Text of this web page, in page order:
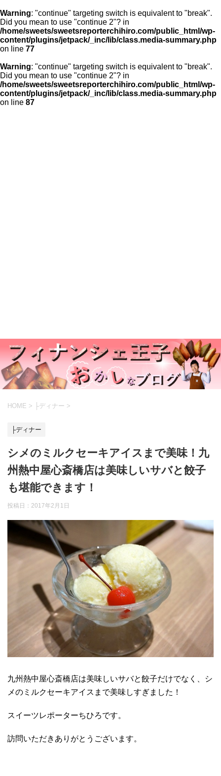
Warning: "continue" targeting switch is equivalent to "break".
Did you mean to use "continue 2"? in
/home/sweets/sweetsreporterchihiro.com/public_html/wp-
content/plugins/jetpack/_inc/lib/class.media-summary.php
on line 77
Warning: "continue" targeting switch is equivalent to "break".
Did you mean to use "continue 2"? in
/home/sweets/sweetsreporterchihiro.com/public_html/wp-
content/plugins/jetpack/_inc/lib/class.media-summary.php
on line 87
HOME > ├ディナー >
├ディナー
シメのミルクセーキアイスまで美味！九
州熱中屋心斎橋店は美味しいサバと餃子
も堪能できます！
投稿日： 2017年2月1日
九州熱中屋心斎橋店は美味しいサバと餃子だけでなく、シ
メのミルクセーキアイスまで美味しすぎました！
スイーツレポーターちひろです。
訪問いただきありがとうございます。